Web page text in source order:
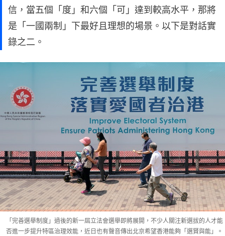
信，當五個「度」和六個「可」達到較高水平，那將
是「一國兩制」下最好且理想的場景。以下是對話實
錄之二。
「完善選舉制度」過後的新一屆立法會選舉即將展開，不少人關注新選拔的人才能
否進一步提升特區治理效能，近日也有聲音傳出北京希望香港能夠「選賢與能」。